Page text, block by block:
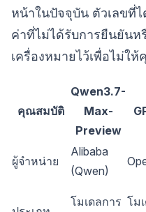
หน้าในปัจจุบัน ตัวเลขที่
ค่าที่ไม่ได้รับการยืนยันห
เครื่องหมายไว้เพื่อไม่ใ
คุณสมบัติ
Qwen3.7-
Max-
Preview
ผู้จำหน่าย
Alibaba
(Qwen)
โมเดลการ โม